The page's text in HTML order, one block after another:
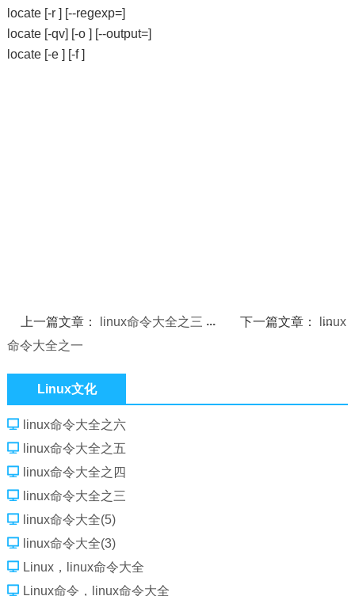
locate [-r ] [--regexp=]
locate [-qv] [-o ] [--output=]
locate [-e ] [-f ]
上一篇文章： linux命令大全之三 下一篇文章：
linux
命令大全之一
Linux文化
linux命令大全之六
linux命令大全之五
linux命令大全之四
linux命令大全之三
linux命令大全(5)
linux命令大全(3)
Linux，linux命令大全
Linux命令，linux命令大全